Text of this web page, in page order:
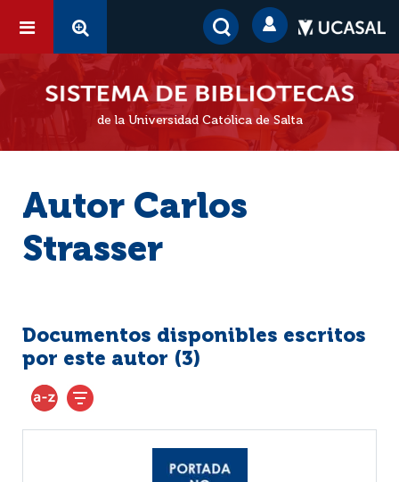
de la Universidad Católica de Salta
Autor Carlos
Strasser
Documentos disponibles escritos
por este autor (3)